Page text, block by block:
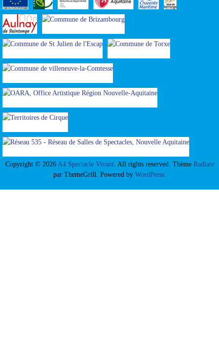
Copyright © 2026 A4 Spectacle Vivant. All rights reserved. Thème Radiate
par ThemeGrill. Powered by WordPress.